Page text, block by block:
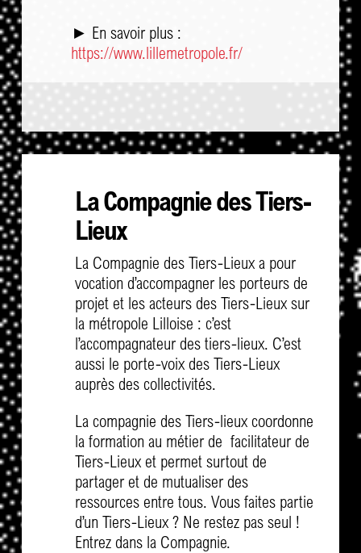
► En savoir plus :
https://www.lillemetropole.fr/
La Compagnie des Tiers-
Lieux
La Compagnie des Tiers-Lieux a pour
vocation d’accompagner les porteurs de
projet et les acteurs des Tiers-Lieux sur
la métropole Lilloise : c’est
l’accompagnateur des tiers-lieux. C’est
aussi le porte-voix des Tiers-Lieux
auprès des collectivités.
La compagnie des Tiers-lieux coordonne
la formation au métier de facilitateur de
Tiers-Lieux et permet surtout de
partager et de mutualiser des
ressources entre tous. Vous faites partie
d’un Tiers-Lieux ? Ne restez pas seul !
Entrez dans la Compagnie.